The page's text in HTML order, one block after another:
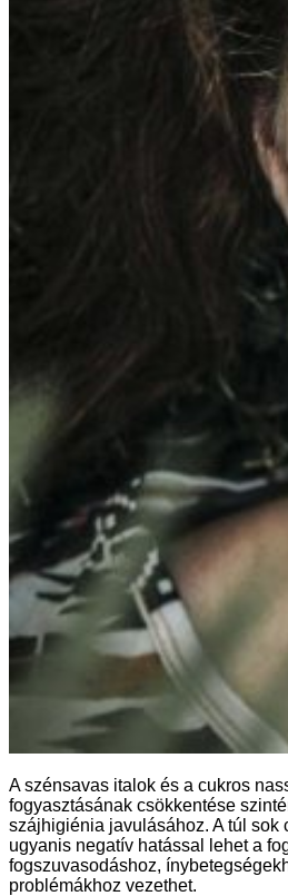
A szénsavas italok és a cukros
fogyasztásának csökkentése
szájhigiénia javulásához. A túl sok
ugyanis negatív hatással lehet a
fogszuvasodáshoz,
problémákhoz vezethet.